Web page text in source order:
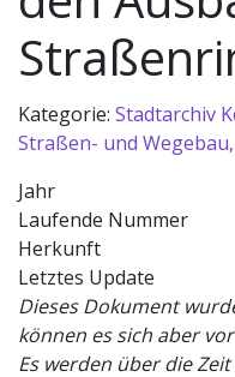
Kategorie: Stadtarchiv
Straßen- und
Jahr
Laufende Nummer
Herkunft
Letztes Update
Dieses Dokument
können es sich aber
Es werden über die